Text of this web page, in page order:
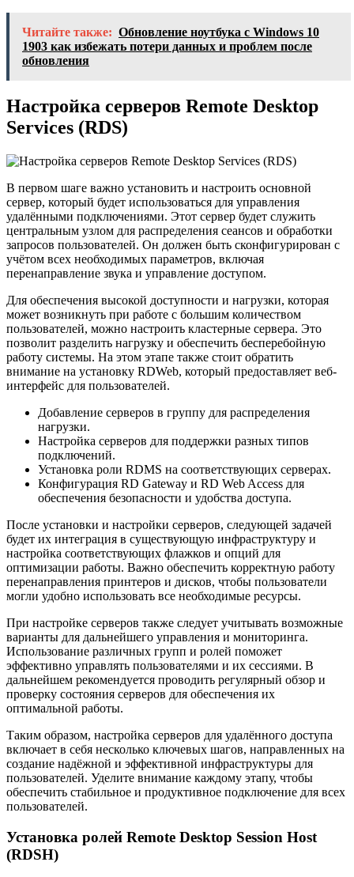
Читайте также: Обновление ноутбука с Windows 10
1903 как избежать потери данных и проблем после
обновления
Настройка серверов Remote Desktop
Services (RDS)
В первом шаге важно установить и настроить основной
сервер, который будет использоваться для управления
удалёнными подключениями. Этот сервер будет служить
центральным узлом для распределения сеансов и обработки
запросов пользователей. Он должен быть сконфигурирован с
учётом всех необходимых параметров, включая
перенаправление звука и управление доступом.
Для обеспечения высокой доступности и нагрузки, которая
может возникнуть при работе с большим количеством
пользователей, можно настроить кластерные сервера. Это
позволит разделить нагрузку и обеспечить бесперебойную
работу системы. На этом этапе также стоит обратить
внимание на установку RDWeb, который предоставляет веб-
интерфейс для пользователей.
Добавление серверов в группу для распределения
нагрузки.
Настройка серверов для поддержки разных типов
подключений.
Установка роли RDMS на соответствующих серверах.
Конфигурация RD Gateway и RD Web Access для
обеспечения безопасности и удобства доступа.
После установки и настройки серверов, следующей задачей
будет их интеграция в существующую инфраструктуру и
настройка соответствующих флажков и опций для
оптимизации работы. Важно обеспечить корректную работу
перенаправления принтеров и дисков, чтобы пользователи
могли удобно использовать все необходимые ресурсы.
При настройке серверов также следует учитывать возможные
варианты для дальнейшего управления и мониторинга.
Использование различных групп и ролей поможет
эффективно управлять пользователями и их сессиями. В
дальнейшем рекомендуется проводить регулярный обзор и
проверку состояния серверов для обеспечения их
оптимальной работы.
Таким образом, настройка серверов для удалённого доступа
включает в себя несколько ключевых шагов, направленных на
создание надёжной и эффективной инфраструктуры для
пользователей. Уделите внимание каждому этапу, чтобы
обеспечить стабильное и продуктивное подключение для всех
пользователей.
Установка ролей Remote Desktop Session Host
(RDSH)